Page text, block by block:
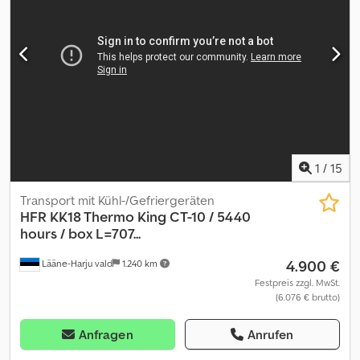
Trommel Lenkung: gelenkt = Weitere Informationen = Federung:
Luftfederung Hinterachse: gelenkt Leermasse: 11.160 kg Nutzlast:
23.840 kg Zulässiges Gesamtgewicht: 35.000 kg
1 / 15
Lääne-Harju vald 1.240 km
Transport mit Kühl-/Gefriergeräten
HFR KK18 Thermo King CT-10 / 5440
hours / box L=707...
4.900 €
Festpreis zzgl. MwSt.
(6.076 € brutto)
Anfragen Anrufen